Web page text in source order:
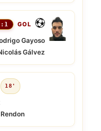
GOL
Gayoso
Gálvez
18'